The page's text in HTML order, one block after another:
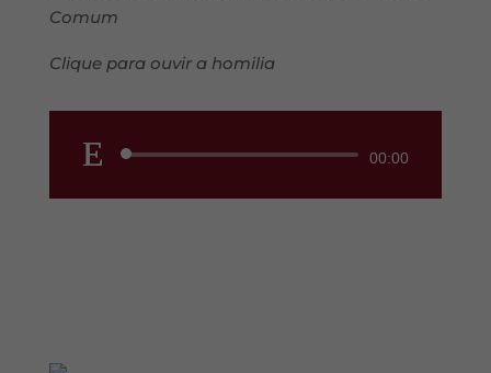
Comum
Clique para ouvir a homilia
Reprodutor
00:00